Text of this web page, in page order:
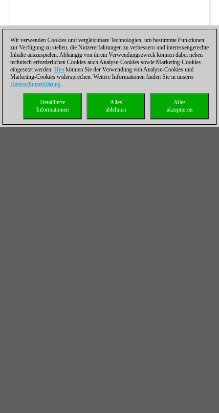
Wir verwenden Cookies und vergleichbare Technologien, um bestimmte Funktionen
zur Verfügung zu stellen, die Nutzererfahrungen zu verbessern und interessengerechte
Inhalte auszuspielen. Abhängig von ihrem Verwendungszweck können dabei neben
technisch erforderlichen Cookies auch Analyse-Cookies sowie Marketing-Cookies
eingesetzt werden. Hier können Sie der Verwendung von Analyse-Cookies und
Marketing-Cookies widersprechen. Weitere Informationen finden Sie in unserer
Datenschutzerklärung.
Alles
akzeptieren
Alles
ablehnen
Detaillierte
Informationen